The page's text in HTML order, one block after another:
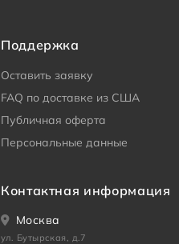
Поддержка
Оставить заявку
FAQ по доставке из США
Публичная оферта
Персональные данные
Контактная информация
Москва
ул. Бутырская, д.7